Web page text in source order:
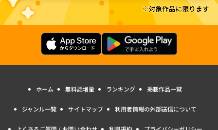
ホーム 無料話増量 ランキング 掲載作品一覧
ジャンル一覧 サイトマップ 利用者情報の外部送信について